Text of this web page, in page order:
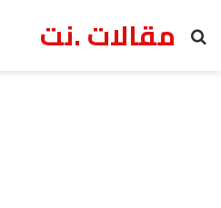
مقالات .نت
بحث عن